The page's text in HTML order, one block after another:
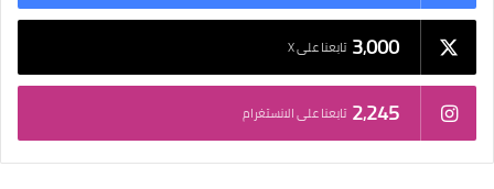
3٬000 تابعنا على X
2٬245 تابعنا على الانستغرام